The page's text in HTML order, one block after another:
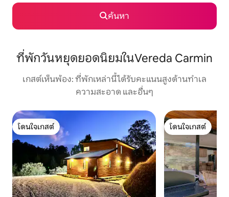
ค้นหา
ที่พักวันหยุดยอดนิยมในVereda Carmin
เกสต์เห็นพ้อง: ที่พักเหล่านี้ได้รับคะแนนสูงด้านทำเล
ความสะอาด และอื่นๆ
โดนใจเกสต์
โดนใจเกสต์
โดนใจเกสต์
โดนใจเกสต์